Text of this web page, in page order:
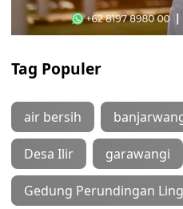
Tag Populer
air bersih
Desa Ilir garawangi
Gedung Perundingan